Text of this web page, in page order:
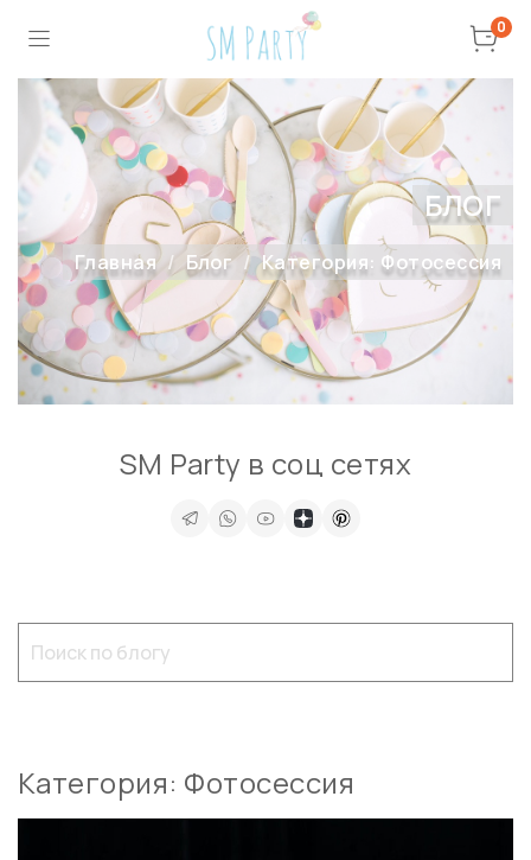
0
БЛОГ
Главная Блог Категория: Фотосессия
Категория: Фотосессия
SM Party в соц сетях